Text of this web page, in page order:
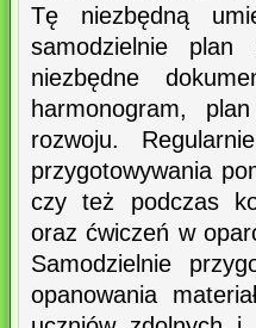
Tę niezbędną
samodzielnie plan
niezbędne
harmonogram,
rozwoju.
przygotowywania
czy też podczas
oraz ćwiczeń w
Samodzielnie
opanowania